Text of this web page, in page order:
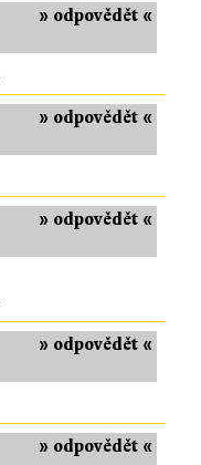
» odpovědět «
» odpovědět «
» odpovědět «
» odpovědět «
» odpovědět «